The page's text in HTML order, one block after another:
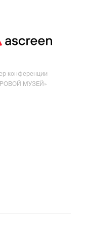
конференции
МУЗЕЙ»